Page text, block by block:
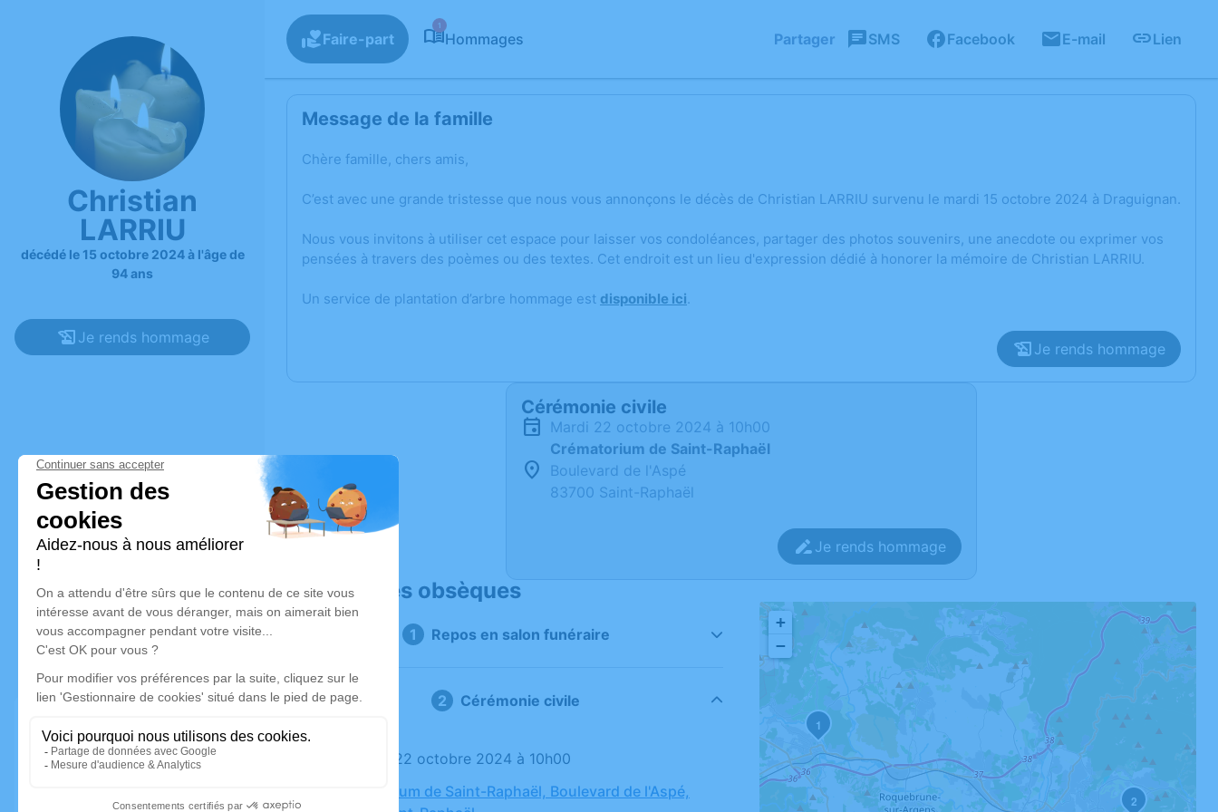
Christian
LARRIU
décédé le 15 octobre 2024 à l'âge de
94 ans
Je rends hommage
Faire-part
1
Hommages Partager SMS Facebook E-mail Lien
Message de la famille
Chère famille, chers amis,
C’est avec une grande tristesse que nous vous annonçons le décès de Christian LARRIU survenu le mardi 15 octobre 2024 à Draguignan.
Nous vous invitons à utiliser cet espace pour laisser vos condoléances, partager des photos souvenirs, une anecdote ou exprimer vos
pensées à travers des poèmes ou des textes. Cet endroit est un lieu d'expression dédié à honorer la mémoire de Christian LARRIU.
Un service de plantation d’arbre hommage est disponible ici.
Je rends hommage
Cérémonie civile
mardi 22 octobre 2024 à 10h00
Crématorium de Saint-Raphaël
Boulevard de l'Aspé
83700 Saint-Raphaël
Je rends hommage
Déroulé des obsèques
Repos en salon funéraire
Cérémonie civile
Le mardi 22 octobre 2024 à 10h00
Crématorium de Saint-Raphaël, Boulevard de l'Aspé,
1
2
+
−